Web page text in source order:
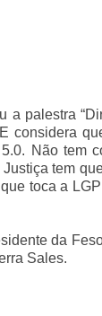
a palestra
considera
Não tem
tem
toca a
da
Sales.